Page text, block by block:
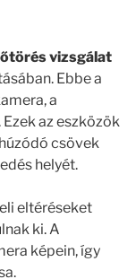
vizsgálat
Ebbe a
a
az eszközök
csövek
helyét.
eltéréseket
ki. A
képein, így